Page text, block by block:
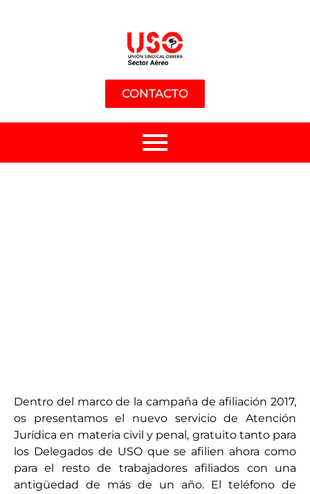
CONTACTO
Dentro del marco de la campaña de afiliación 2017,
os presentamos el nuevo servicio de Atención
Jurídica en materia civil y penal, gratuito tanto para
los Delegados de USO que se afilien ahora como
para el resto de trabajadores afiliados con una
antigüedad de más de un año. El teléfono de